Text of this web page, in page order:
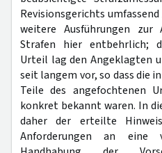
Revisionsgerichts
weitere Ausführungen zur
Strafen hier entbehrlich;
Urteil lag den Angeklagten
seit langem vor, so dass die
Teile des angefochtenen
konkret bekannt waren. In
daher der erteilte
Anforderungen an eine